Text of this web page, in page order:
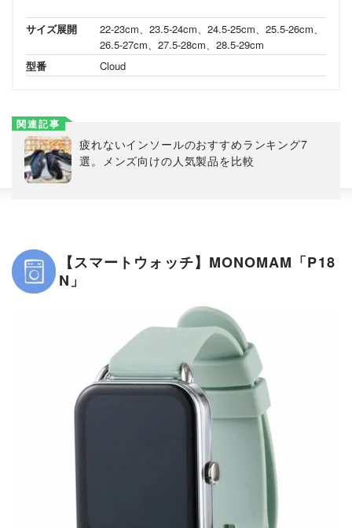
サイズ展開
22-23cm、23.5-24cm、24.5-25cm、25.5-26cm、
26.5-27cm、27.5-28cm、28.5-29cm
型番
Cloud
関連記事
疲れないインソールのおすすめランキング7
選。メンズ向けの人気製品を比較
【スマートウォッチ】MONOMAM「P18
N」